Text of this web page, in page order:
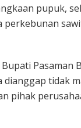
pupuk,
Pasaman
tidak
pihak